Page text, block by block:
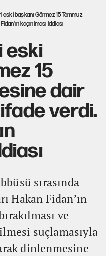
eski başkanı Görmez 15 Temmuz
kaçırılması iddiası
eski
15
dair
verdi.
sırasında
Hakan Fidan’ın
ve
suçlamasıyla
dinlenmesine